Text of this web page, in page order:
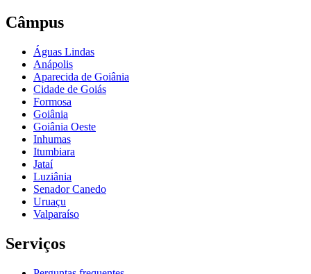
Câmpus
Águas Lindas
Anápolis
Aparecida de Goiânia
Cidade de Goiás
Formosa
Goiânia
Goiânia Oeste
Inhumas
Itumbiara
Jataí
Luziânia
Senador Canedo
Uruaçu
Valparaíso
Serviços